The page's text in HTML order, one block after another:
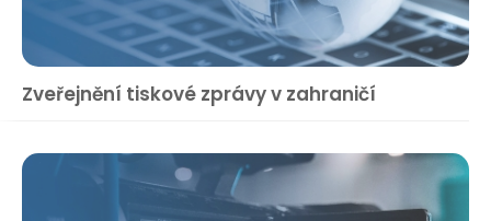
Zveřejnění tiskové zprávy v zahraničí